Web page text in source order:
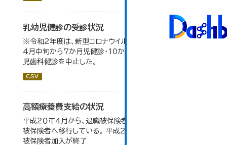
乳幼児健診の受診状況
※令和2年度は、新型コロナウイルス感染拡大防止のため、
4月中旬から7か月児健診・10か月児健診及び2歳6か月
児歯科健診を中止した。
CSV
高額療養費支給の状況
平成２０年４月から、退職被保険者のうち６５歳以上が一般
被保険者へ移行している。 平成２７年４月から、新規の退職
被保険者加入が終了